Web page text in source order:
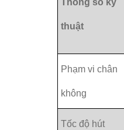
Thông số kỹ
thuật
Phạm vi chân
không
Tốc độ hút